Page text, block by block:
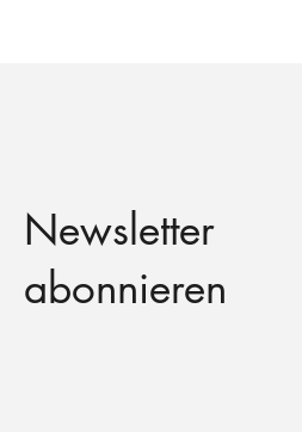
Newsletter
abonnieren